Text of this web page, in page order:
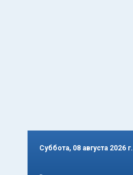
Суббота, 08 августа 2026 г.